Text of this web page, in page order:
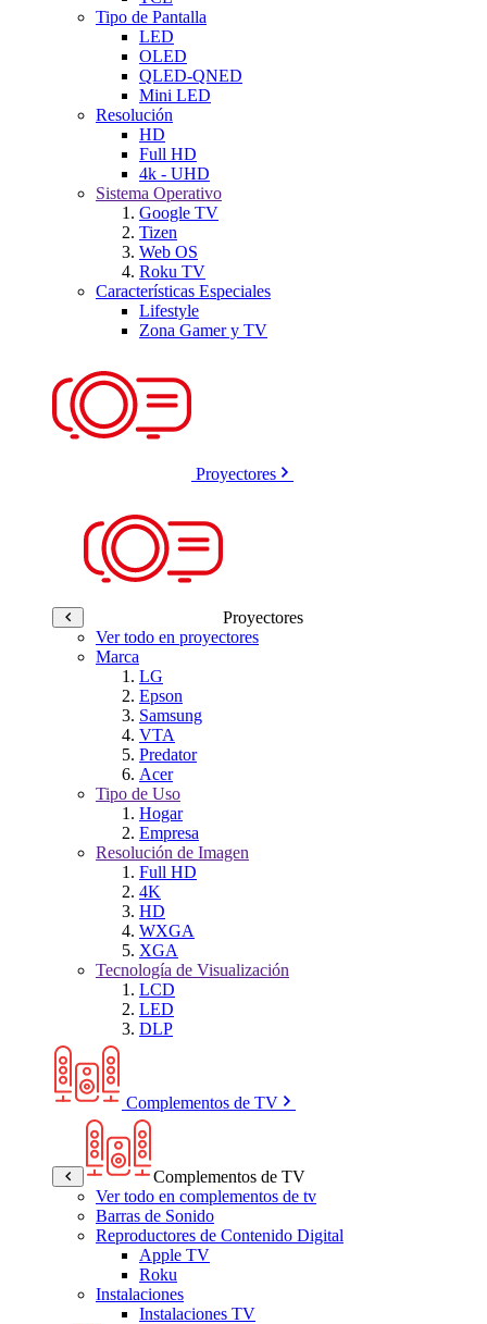
Tipo de Pantalla
LED
OLED
QLED-QNED
Mini LED
Resolución
HD
Full HD
4k - UHD
Sistema Operativo
Google TV
Tizen
Web OS
Roku TV
Características Especiales
Lifestyle
Zona Gamer y TV
Proyectores
Proyectores
Ver todo en proyectores
Marca
LG
Epson
Samsung
VTA
Predator
Acer
Tipo de Uso
Hogar
Empresa
Resolución de Imagen
Full HD
4K
HD
WXGA
XGA
Tecnología de Visualización
LCD
LED
DLP
Complementos de TV
Complementos de TV
Ver todo en complementos de tv
Barras de Sonido
Reproductores de Contenido Digital
Apple TV
Roku
Instalaciones
Instalaciones TV